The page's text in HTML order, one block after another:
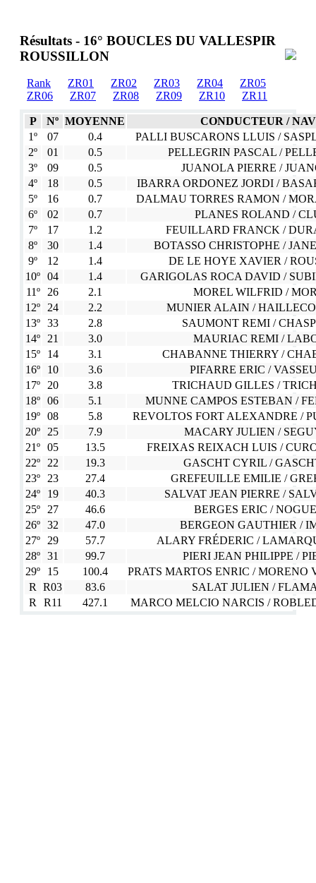
Résultats - 16° BOUCLES DU VALLESPIR
ROUSSILLON
Rank ZR01 ZR02 ZR03 ZR04
ZR05
ZR06
ZR07 ZR08 ZR09 ZR10 ZR11
P Nº MOYENNE
CONDUCTEUR /
1º
07 0.4
PALLI BUSCARONS LLUIS /
2º
01 0.5
PELLEGRIN PASCAL /
3º
09 0.5
JUANOLA PIERRE /
4º
18 0.5
IBARRA ORDONEZ JORDI /
5º
16 0.7
DALMAU TORRES RAMON /
6º
02 0.7
PLANES ROLAND /
7º
17 1.2
FEUILLARD FRANCK /
8º
30 1.4
BOTASSO CHRISTOPHE /
9º
12 1.4
DE LE HOYE XAVIER /
10º 04 1.4
GARIGOLAS ROCA DAVID /
11º
26 2.1
MOREL WILFRID /
12º 24 2.2
MUNIER ALAIN /
13º 33 2.8
SAUMONT REMI /
14º 21 3.0
MAURIAC REMI /
15º
14 3.1
CHABANNE THIERRY /
16º
10 3.6
PIFARRE ERIC /
17º 20 3.8
TRICHAUD GILLES /
18º 06 5.1
MUNNE CAMPOS ESTEBAN /
19º 08 5.8
REVOLTOS FORT ALEXANDRE /
20º 25 7.9
MACARY JULIEN /
21º 05 13.5
FREIXAS REIXACH LUIS /
22º 22 19.3
GASCHT CYRIL /
23º 23 27.4
GREFEUILLE EMILIE /
24º
19 40.3
SALVAT JEAN PIERRE /
25º 27 46.6
BERGES ERIC /
26º 32 47.0
BERGEON GAUTHIER /
27º 29 57.7
ALARY FRÉDERIC /
28º 31 99.7
PIERI JEAN PHILIPPE /
29º
15 100.4
PRATS MARTOS ENRIC / MORENO
R R03 83.6
SALAT JULIEN /
R R11 427.1 MARCO MELCIO NARCIS /